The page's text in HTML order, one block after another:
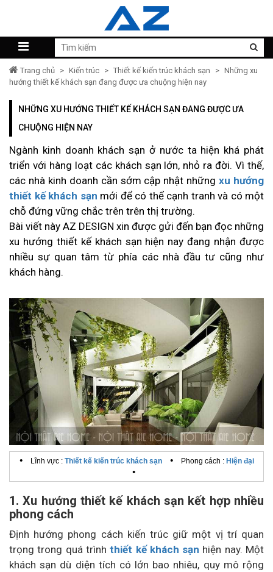
Trang chủ > Kiến trúc > Thiết kế kiến trúc khách sạn > Những xu
hướng thiết kế khách sạn đang được ưa chuộng hiện nay
NHỮNG XU HƯỚNG THIẾT KẾ KHÁCH SẠN ĐANG ĐƯỢC ƯA
CHUỘNG HIỆN NAY
Ngành kinh doanh khách sạn ở nước ta hiện khá phát
triển với hàng loạt các khách sạn lớn, nhỏ ra đời. Vì thế,
các nhà kinh doanh cần sớm cập nhật nhữngxu hướng
thiết kế khách sạn mới để có thể cạnh tranh và có một
chỗ đứng vững chắc trên trên thị trường.
Bài viết này AZ DESIGN xin được gửi đến bạn đọc những
xu hướng thiết kế khách sạn hiện nay đang nhận được
nhiều sự quan tâm từ phía các nhà đầu tư cũng như
khách hàng.
• Lĩnh vực : Thiết kế kiến trúc khách sạn • Phong cách : Hiện đại
•
1. Xu hướng thiết kế khách sạn kết hợp nhiều
phong cách
Định hướng phong cách kiến trúc giữ một vị trí quan
trọng trong quá trìnhthiết kế khách sạn hiện nay. Một
khách sạn dù diện tích có lớn bao nhiêu, quy mô rộng